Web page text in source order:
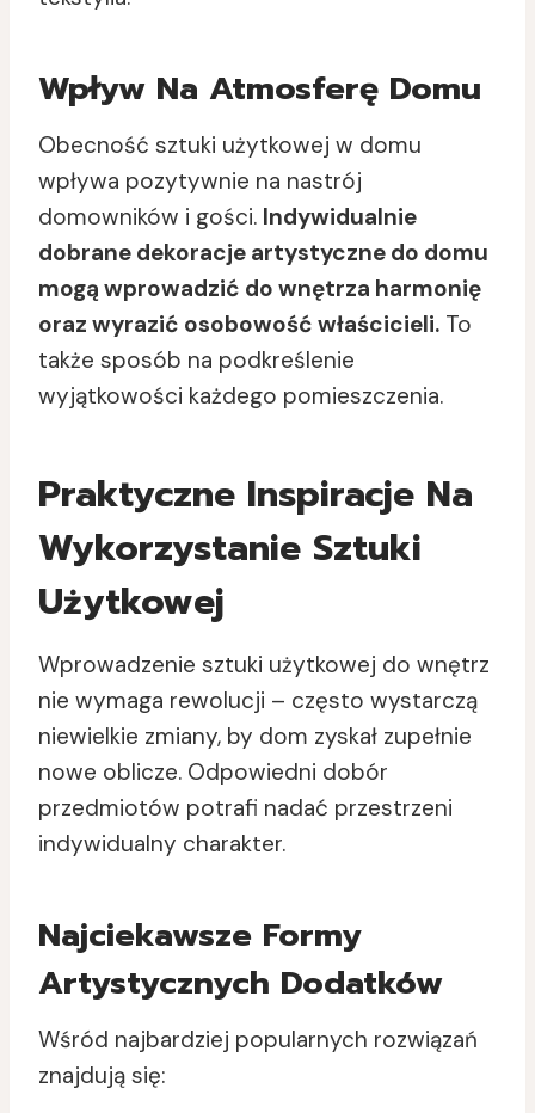
Wpływ Na Atmosferę Domu
Obecność sztuki użytkowej w domu
wpływa pozytywnie na nastrój
domowników i gości. Indywidualnie
dobrane dekoracje artystyczne do domu
mogą wprowadzić do wnętrza harmonię
oraz wyrazić osobowość właścicieli. To
także sposób na podkreślenie
wyjątkowości każdego pomieszczenia.
Praktyczne Inspiracje Na
Wykorzystanie Sztuki
Użytkowej
Wprowadzenie sztuki użytkowej do wnętrz
nie wymaga rewolucji – często wystarczą
niewielkie zmiany, by dom zyskał zupełnie
nowe oblicze. Odpowiedni dobór
przedmiotów potrafi nadać przestrzeni
indywidualny charakter.
Najciekawsze Formy
Artystycznych Dodatków
Wśród najbardziej popularnych rozwiązań
znajdują się: